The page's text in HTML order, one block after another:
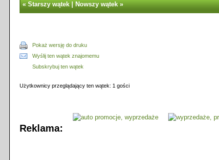
«Starszy wątek|Nowszy wątek»
Pokaż wersję do druku
Wyślij ten wątek znajomemu
Subskrybuj ten wątek
Użytkownicy przeglądający ten wątek: 1 gości
Reklama: